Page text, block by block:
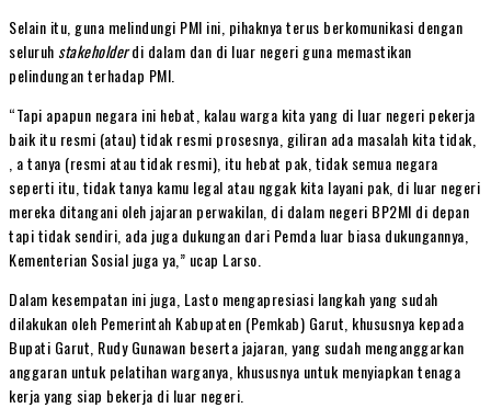
Selain itu, guna melindungi PMI ini, pihaknya terus berkomunikasi dengan
seluruhstakeholderdi dalam dan di luar negeri guna memastikan
pelindungan terhadap PMI.
“Tapi apapun negara ini hebat, kalau warga kita yang di luar negeri pekerja
baik itu resmi (atau) tidak resmi prosesnya, giliran ada masalah kita tidak,
, a tanya (resmi atau tidak resmi), itu hebat pak, tidak semua negara
seperti itu, tidak tanya kamu legal atau nggak kita layani pak, di luar negeri
mereka ditangani oleh jajaran perwakilan, di dalam negeri BP2MI di depan
tapi tidak sendiri, ada juga dukungan dari Pemda luar biasa dukungannya,
Kementerian Sosial juga ya,” ucap Larso.
Dalam kesempatan ini juga, Lasto mengapresiasi langkah yang sudah
dilakukan oleh Pemerintah Kabupaten (Pemkab) Garut, khususnya kepada
Bupati Garut, Rudy Gunawan beserta jajaran, yang sudah menganggarkan
anggaran untuk pelatihan warganya, khususnya untuk menyiapkan tenaga
kerja yang siap bekerja di luar negeri.